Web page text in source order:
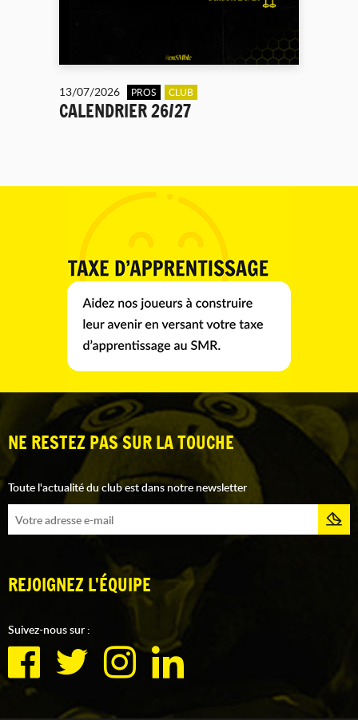
13/07/2026 PROS CLUB
CALENDRIER 26/27
NE RESTEZ PAS SUR LA TOUCHE
Toute l'actualité du club est dans notre newsletter
REJOIGNEZ L'ÉQUIPE
Suivez-nous sur :